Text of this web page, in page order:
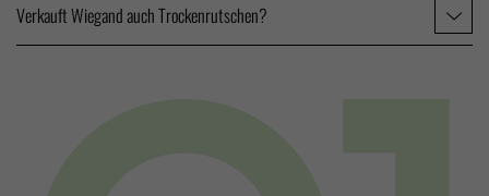
Verkauft Wiegand auch Trockenrutschen?